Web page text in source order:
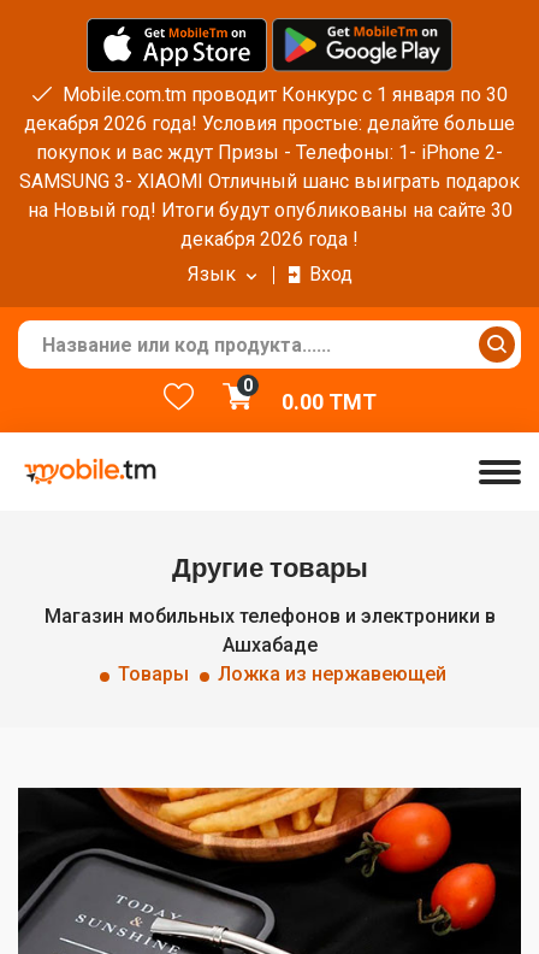
Mobile.com.tm проводит Конкурс с 1 января по 30
декабря 2026 года! Условия простые: делайте больше
покупок и вас ждут Призы - Телефоны: 1- iPhone 2-
SAMSUNG 3- XIAOMI Отличный шанс выиграть подарок
на Новый год! Итоги будут опубликованы на сайте 30
декабря 2026 года !
Язык
Вход
0
0.00TMT
Другие товары
Магазин мобильных телефонов и электроники в
Ашхабаде
Товары
Ложка из нержавеющей